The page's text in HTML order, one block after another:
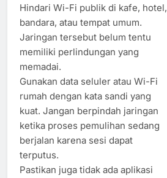
Hindari Wi-Fi publik di kafe, hotel,
bandara, atau tempat umum.
Jaringan tersebut belum tentu
memiliki perlindungan yang
memadai.
Gunakan data seluler atau Wi-Fi
rumah dengan kata sandi yang
kuat. Jangan berpindah jaringan
ketika proses pemulihan sedang
berjalan karena sesi dapat
terputus.
Pastikan juga tidak ada aplikasi